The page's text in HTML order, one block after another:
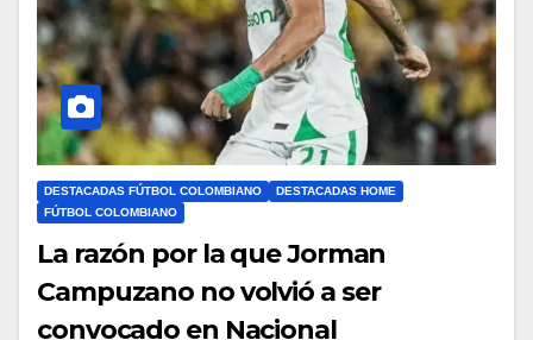
DESTACADAS FÚTBOL COLOMBIANO
DESTACADAS HOME
FÚTBOL COLOMBIANO
La razón por la que Jorman
Campuzano no volvió a ser
convocado en Nacional